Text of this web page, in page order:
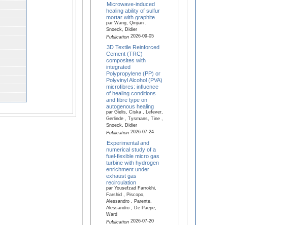
Microwave-induced
healing ability of sulfur
mortar with graphite
par Wang, Qinjian ,
Snoeck, Didier
Publication2026-09-05
3D Textile Reinforced
Cement (TRC)
composites with
integrated
Polypropylene (PP) or
Polyvinyl Alcohol (PVA)
microfibres: influence
of healing conditions
and fibre type on
autogenous healing
par Gielis, Ciska , Lefever,
Gerlinde , Tysmans, Tine ,
Snoeck, Didier
Publication2026-07-24
Experimental and
numerical study of a
fuel-flexible micro gas
turbine with hydrogen
enrichment under
exhaust gas
recirculation
par Yousefzad Farrokhi,
Farshid , Piscopo,
Alessandro , Parente,
Alessandro , De Paepe,
Ward
Publication2026-07-20